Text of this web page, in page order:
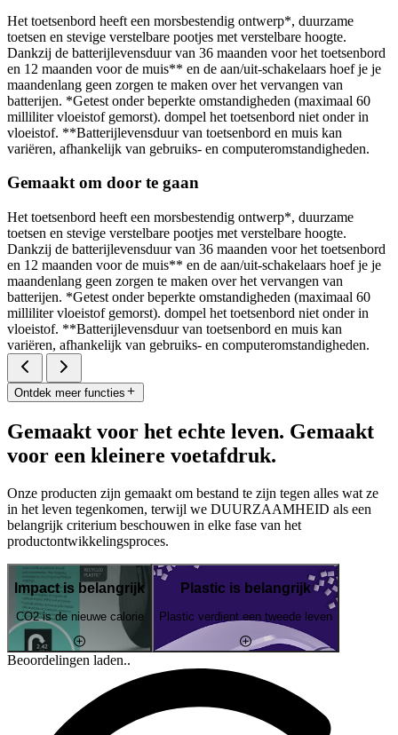
Het toetsenbord heeft een morsbestendig ontwerp*, duurzame
toetsen en stevige verstelbare pootjes met verstelbare hoogte.
Dankzij de batterijlevensduur van 36 maanden voor het toetsenbord
en 12 maanden voor de muis** en de aan/uit-schakelaars hoef je je
maandenlang geen zorgen te maken over het vervangen van
batterijen. *Getest onder beperkte omstandigheden (maximaal 60
milliliter vloeistof gemorst). dompel het toetsenbord niet onder in
vloeistof. **Batterijlevensduur van toetsenbord en muis kan
variëren, afhankelijk van gebruiks- en computeromstandigheden.
Gemaakt om door te gaan
Het toetsenbord heeft een morsbestendig ontwerp*, duurzame
toetsen en stevige verstelbare pootjes met verstelbare hoogte.
Dankzij de batterijlevensduur van 36 maanden voor het toetsenbord
en 12 maanden voor de muis** en de aan/uit-schakelaars hoef je je
maandenlang geen zorgen te maken over het vervangen van
batterijen. *Getest onder beperkte omstandigheden (maximaal 60
milliliter vloeistof gemorst). dompel het toetsenbord niet onder in
vloeistof. **Batterijlevensduur van toetsenbord en muis kan
variëren, afhankelijk van gebruiks- en computeromstandigheden.
Ontdek meer functies
Gemaakt voor het echte leven. Gemaakt
voor een kleinere voetafdruk.
Onze producten zijn gemaakt om bestand te zijn tegen alles wat ze
in het leven tegenkomen, terwijl we DUURZAAMHEID als een
belangrijk criterium beschouwen in elke fase van het
productontwikkelingsproces.
Impact is belangrijk
CO2 is de nieuwe calorie
Plastic is belangrijk
Plastic verdient een tweede leven
Beoordelingen laden..